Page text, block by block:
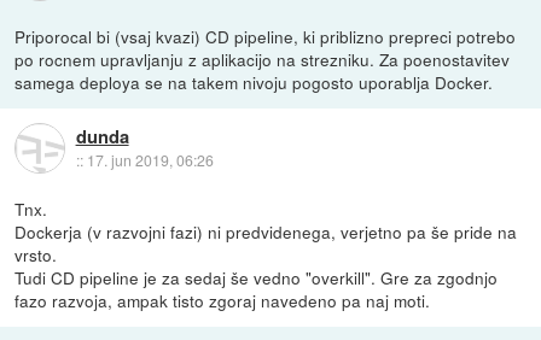
Priporocal bi (vsaj kvazi) CD pipeline, ki priblizno prepreci potrebo
po rocnem upravljanju z aplikacijo na strezniku. Za poenostavitev
samega deploya se na takem nivoju pogosto uporablja Docker.
dunda
:: 17. jun 2019, 06:26
Tnx.
Dockerja (v razvojni fazi) ni predvidenega, verjetno pa še pride na
vrsto.
Tudi CD pipeline je za sedaj še vedno "overkill". Gre za zgodnjo
fazo razvoja, ampak tisto zgoraj navedeno pa naj moti.